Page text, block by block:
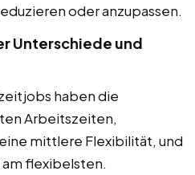
oder anzupassen.
Unterschiede und
haben die
Arbeitszeiten,
mittlere Flexibilität, und
flexibelsten.